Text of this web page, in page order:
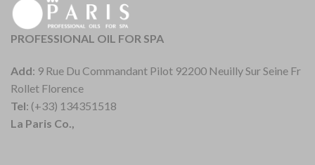
PROFESSIONAL OIL FOR SPA
Add: 9 Rue Du Commandant Pilot 92200 Neuilly Sur Seine Fr
Rollet Florence
Tel: (+33) 134351518
La Paris Co.,